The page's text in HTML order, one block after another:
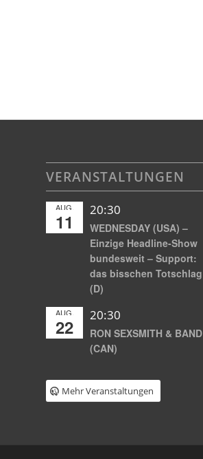
VERANSTALTUNGEN
AUG.
11
20:30
WEDNESDAY (USA) –
Einzige Headline-Show
bundesweit – Support:
das bisschen Totschlag
(D)
AUG.
22
20:30
RON SEXSMITH & BAND
(CAN)
Mehr Veranstaltungen